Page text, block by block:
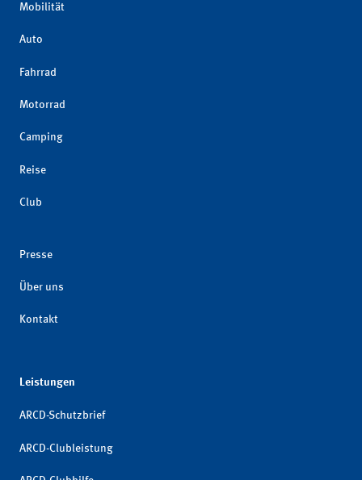
Mobilität
Auto
Fahrrad
Motorrad
Camping
Reise
Club
Presse
Über uns
Kontakt
Leistungen
ARCD-Schutzbrief
ARCD-Clubleistung